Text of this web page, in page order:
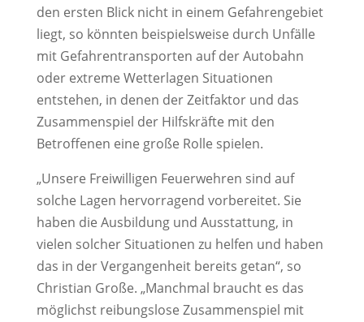
den ersten Blick nicht in einem Gefahrengebiet
liegt, so könnten beispielsweise durch Unfälle
mit Gefahrentransporten auf der Autobahn
oder extreme Wetterlagen Situationen
entstehen, in denen der Zeitfaktor und das
Zusammenspiel der Hilfskräfte mit den
Betroffenen eine große Rolle spielen.
„Unsere Freiwilligen Feuerwehren sind auf
solche Lagen hervorragend vorbereitet. Sie
haben die Ausbildung und Ausstattung, in
vielen solcher Situationen zu helfen und haben
das in der Vergangenheit bereits getan“, so
Christian Große. „Manchmal braucht es das
möglichst reibungslose Zusammenspiel mit